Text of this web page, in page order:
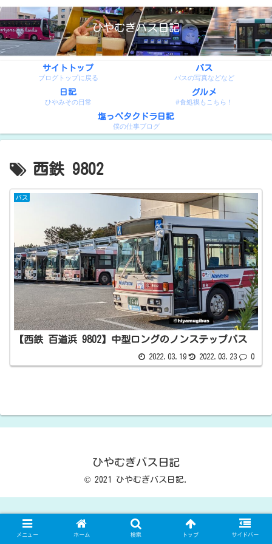
ひやむぎバス日記
サイトトップ
ブログトップに戻る
バス
バスの写真などなど
日記
ひやみその日常
グルメ
#食処禊もこちら！
塩っぺタクドラ日記
僕の仕事ブログ
西鉄 9802
バス
【西鉄 百道浜 9802】中型ロングのノンステップバス
2022.03.19 2022.03.23 0
ひやむぎバス日記
© 2021 ひやむぎバス日記.
メニュー ホーム 検索 トップ サイドバー